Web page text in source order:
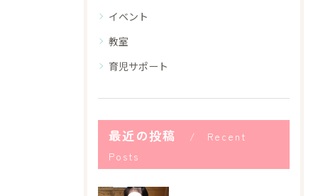
イベント
教室
育児サポート
最近の投稿
Recent
Posts